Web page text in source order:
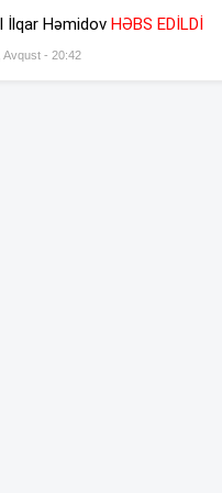
əsas gətirmədən azad etdi
İlqar Həmidov HƏBS EDİLDİ
Avqust - 20:42